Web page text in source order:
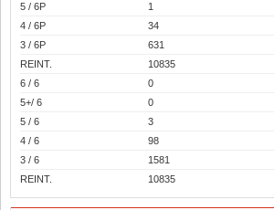
5 / 6P
1
4 / 6P
34
3 / 6P
631
REINT.
10835
6 / 6
0
5+/ 6
0
5 / 6
3
4 / 6
98
3 / 6
1581
REINT.
10835